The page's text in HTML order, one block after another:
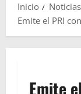
Inicio
Noticias
Emite el PRI
Emite